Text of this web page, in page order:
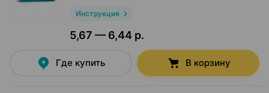
Инструкция
5,67 — 6,44 р.
Где купить В корзину